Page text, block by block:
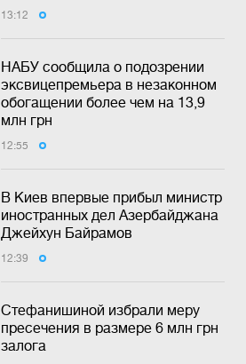
13:12
НАБУ сообщила о подозрении
эксвицепремьера в незаконном
обогащении более чем на 13,9
млн грн
12:55
В Киев впервые прибыл министр
иностранных дел Азербайджана
Джейхун Байрамов
12:39
Стефанишиной избрали меру
пресечения в размере 6 млн грн
залога